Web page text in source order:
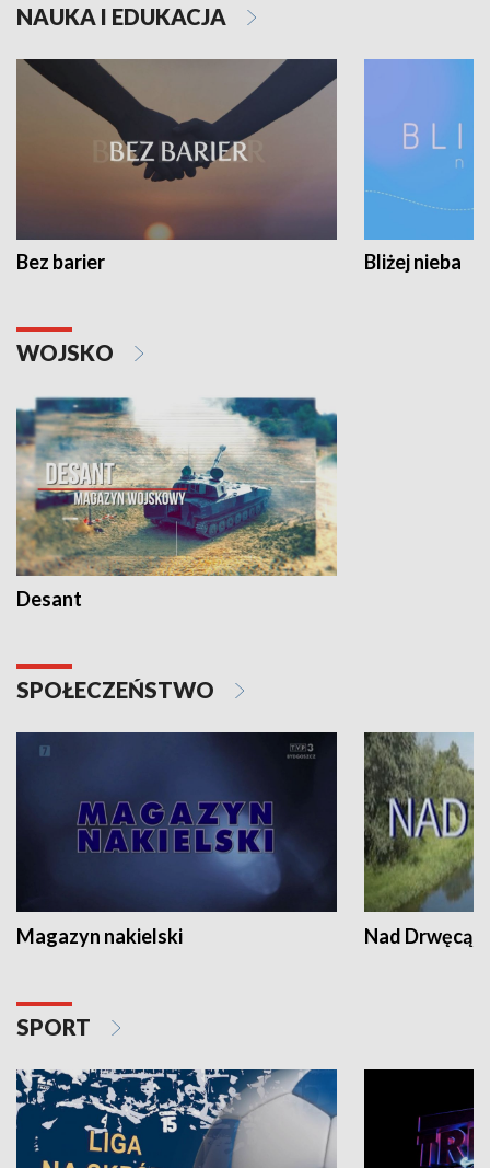
NAUKA I EDUKACJA
Bez barier Bliżej nieba
WOJSKO
Desant
SPOŁECZEŃSTWO
Magazyn nakielski Nad Drwęcą
SPORT